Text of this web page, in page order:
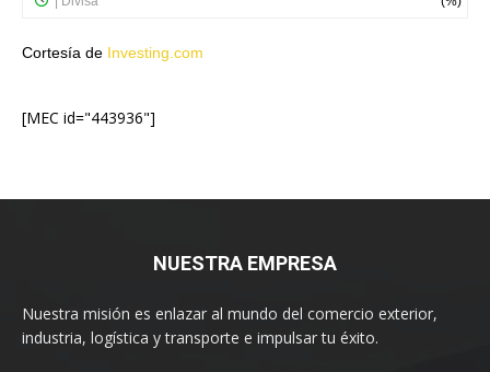
Cortesía de Investing.com
[MEC id="443936"]
NUESTRA EMPRESA
Nuestra misión es enlazar al mundo del comercio exterior,
industria, logística y transporte e impulsar tu éxito.